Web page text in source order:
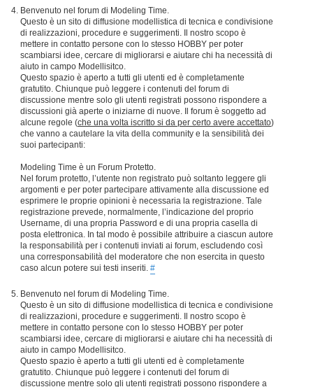
Benvenuto nel forum di Modeling Time.
Questo è un sito di diffusione modellistica di tecnica e condivisione
di realizzazioni, procedure e suggerimenti. Il nostro scopo è
mettere in contatto persone con lo stesso HOBBY per poter
scambiarsi idee, cercare di migliorarsi e aiutare chi ha necessità di
aiuto in campo Modellisitco.
Questo spazio è aperto a tutti gli utenti ed è completamente
gratutito. Chiunque può leggere i contenuti del forum di
discussione mentre solo gli utenti registrati possono rispondere a
discussioni già aperte o iniziarne di nuove. Il forum è soggetto ad
alcune regole (che una volta iscritto si da per certo avere accettato)
che vanno a cautelare la vita della community e la sensibilità dei
suoi partecipanti:
Modeling Time è un Forum Protetto.
Nel forum protetto, l’utente non registrato può soltanto leggere gli
argomenti e per poter partecipare attivamente alla discussione ed
esprimere le proprie opinioni è necessaria la registrazione. Tale
registrazione prevede, normalmente, l’indicazione del proprio
Username, di una propria Password e di una propria casella di
posta elettronica. In tal modo è possibile attribuire a ciascun autore
la responsabilità per i contenuti inviati ai forum, escludendo così
una corresponsabilità del moderatore che non esercita in questo
caso alcun potere sui testi inseriti. #
Benvenuto nel forum di Modeling Time.
Questo è un sito di diffusione modellistica di tecnica e condivisione
di realizzazioni, procedure e suggerimenti. Il nostro scopo è
mettere in contatto persone con lo stesso HOBBY per poter
scambiarsi idee, cercare di migliorarsi e aiutare chi ha necessità di
aiuto in campo Modellisitco.
Questo spazio è aperto a tutti gli utenti ed è completamente
gratutito. Chiunque può leggere i contenuti del forum di
discussione mentre solo gli utenti registrati possono rispondere a